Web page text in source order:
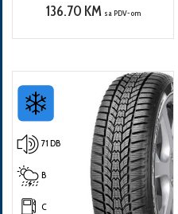
136.70 KM sa PDV-om
71 DB
B
C